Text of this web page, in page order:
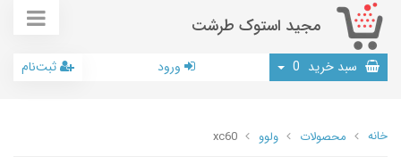
مجید استوک طرشت
سبد خرید 0 ورود ثبت‌نام
خانه محصولات ولوو xc60